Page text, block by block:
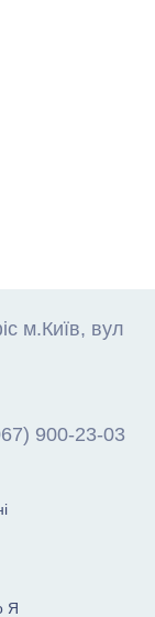
м.Київ, вул
900-23-03
Я